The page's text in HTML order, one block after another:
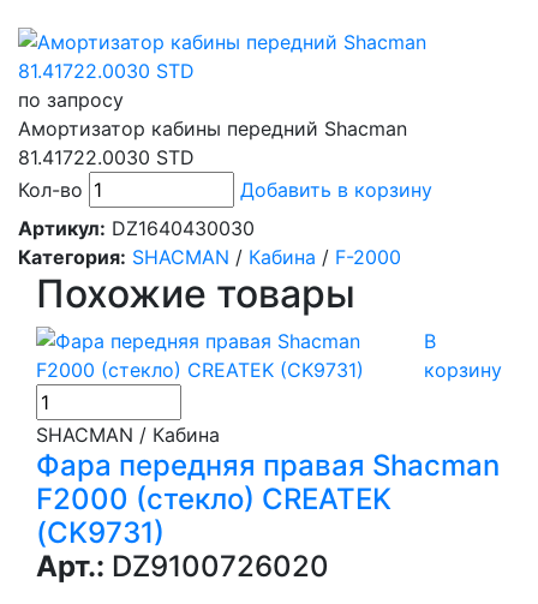
по запросу
Амортизатор кабины передний Shacman
81.41722.0030 STD
Кол-во
Добавить в корзину
Артикул: DZ1640430030
Категория: SHACMAN / Кабина / F-2000
Похожие товары
В
корзину
SHACMAN / Кабина
Фара передняя правая Shacman
F2000 (стекло) CREATEK
(CK9731)
Арт.: DZ9100726020